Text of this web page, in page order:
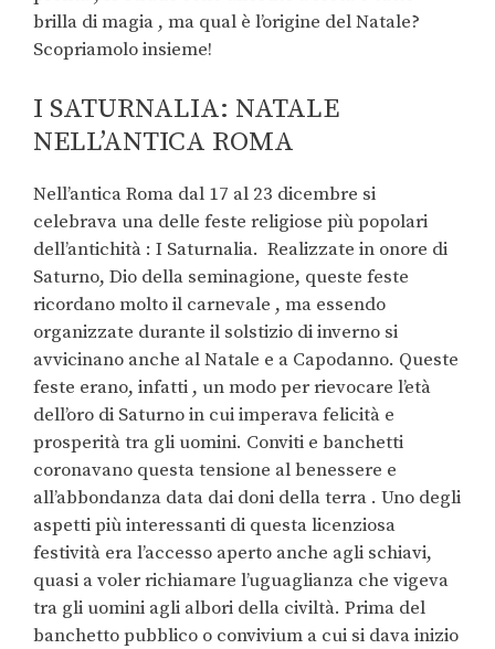
brilla di magia , ma qual è l’origine del Natale?
Scopriamolo insieme!
I SATURNALIA: NATALE
NELL’ANTICA ROMA
Nell’antica Roma dal 17 al 23 dicembre si
celebrava una delle feste religiose più popolari
dell’antichità : I Saturnalia. Realizzate in onore di
Saturno, Dio della seminagione, queste feste
ricordano molto il carnevale , ma essendo
organizzate durante il solstizio di inverno si
avvicinano anche al Natale e a Capodanno. Queste
feste erano, infatti , un modo per rievocare l’età
dell’oro di Saturno in cui imperava felicità e
prosperità tra gli uomini. Conviti e banchetti
coronavano questa tensione al benessere e
all’abbondanza data dai doni della terra . Uno degli
aspetti più interessanti di questa licenziosa
festività era l’accesso aperto anche agli schiavi,
quasi a voler richiamare l’uguaglianza che vigeva
tra gli uomini agli albori della civiltà. Prima del
banchetto pubblico o convivium a cui si dava inizio